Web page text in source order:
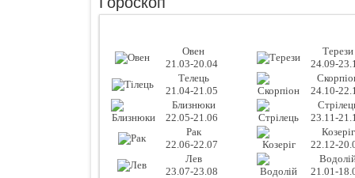
Овен
21.03-20.04
Терези
24.09-
Телець
21.04-21.05
24.10-
Близнюки
22.05-21.06
23.11-
Рак
22.06-22.07
Козеріг
22.12-
Лев
23.07-23.08
21.01-